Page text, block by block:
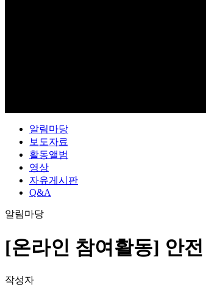
알림마당
보도자료
활동앨범
영상
자유게시판
Q&A
알림마당
[온라인 참여활동] 안
작성자